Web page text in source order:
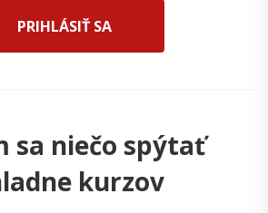
PRIHLÁSIŤ SA
sa niečo spýtať
kurzov